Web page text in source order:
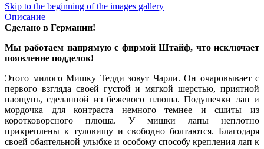
Skip to the beginning of the images gallery
Описание
Сделано в Германии!
Мы работаем напрямую с фирмой Штайф, что исключает
появление подделок!
Этого милого Мишку Тедди зовут Чарли. Он очаровывает с
первого взгляда своей густой и мягкой шерстью, приятной
наощупь, сделанной из бежевого плюша. Подушечки лап и
мордочка для контраста немного темнее и сшиты из
коротковорсного плюша. У мишки лапы неплотно
прикреплены к туловищу и свободно болтаются. Благодаря
своей обаятельной улыбке и особому способу крепления лап к